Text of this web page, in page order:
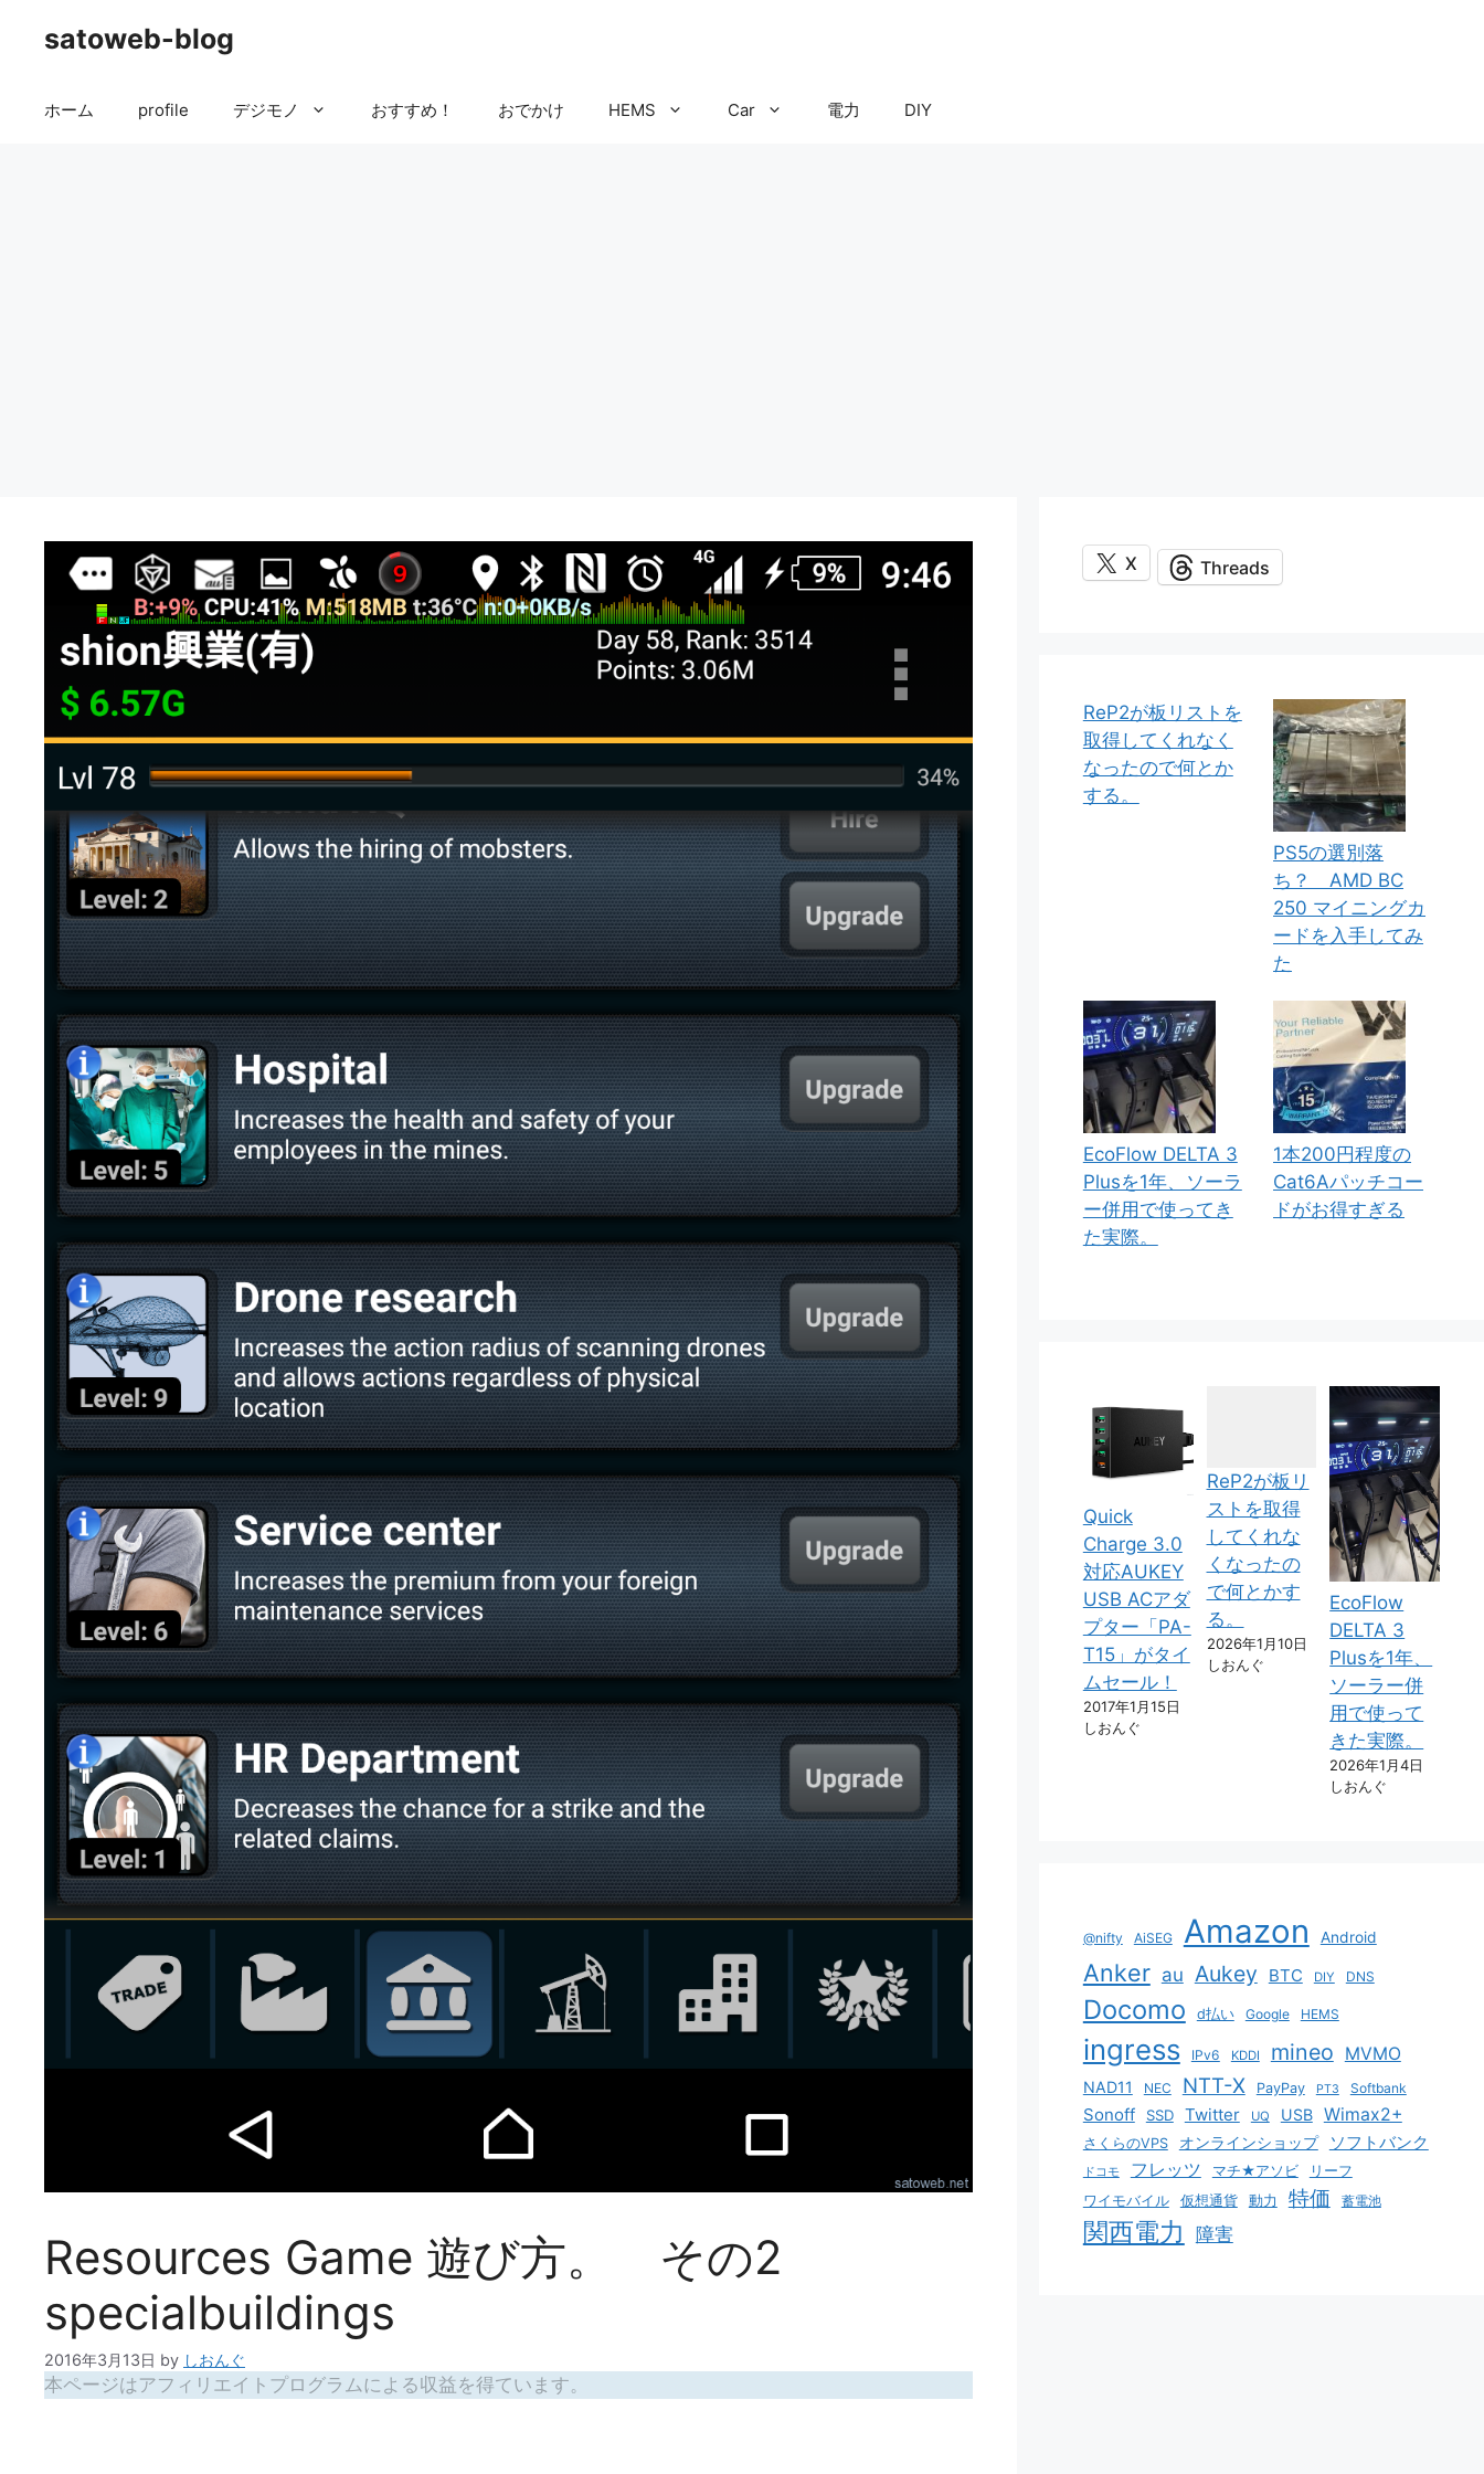
satoweb-blog
ホーム profile デジモノ おすすめ！ おでかけ HEMS Car 電力 DIY
Resources Game 遊び方。 その2
specialbuildings
2016年3月13日 by しおんぐ
本ページはアフィリエイトプログラムによる収益を得ています。
X Threads
ReP2が板リストを
取得してくれなく
なったので何とか
する。
PS5の選別落
ち？ AMD BC
250 マイニングカ
ードを入手してみ
た
EcoFlow DELTA 3
Plusを1年、ソーラ
ー併用で使ってき
た実際。
1本200円程度の
Cat6Aパッチコー
ドがお得すぎる
Quick
Charge 3.0
対応AUKEY
USB ACアダ
プター「PA-
T15」がタイ
ムセール！
2017年1月15日
しおんぐ
ReP2が板リ
ストを取得
してくれな
くなったの
で何とかす
る。
2026年1月10日
しおんぐ
EcoFlow
DELTA 3
Plusを1年、
ソーラー併
用で使って
きた実際。
2026年1月4日
しおんぐ
@nifty AiSEG Amazon Android
Anker au Aukey BTC DIY DNS
Docomo d払い Google HEMS
ingress IPv6 KDDI mineo MVMO
NAD11 NEC NTT-X PayPay PT3 Softbank
Sonoff SSD Twitter UQ USB Wimax2+
さくらのVPS オンラインショップ ソフトバンク
ドコモ フレッツ マチ★アソビ
リーフ
ワイモバイル
仮想通貨 動力 特価 蓄電池
関西電力 障害